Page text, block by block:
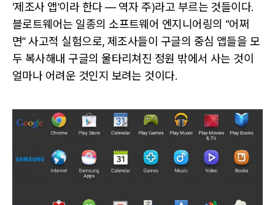
‘제조사 앱’이라 한다 — 역자 주)라고 부르는 것들이다.
블로트웨어는 일종의 소프트웨어 엔지니어링의 “어쩌
면” 사고적 실험으로, 제조사들이 구글의 중심 앱들을 모
두 복사해내 구글의 울타리쳐진 정원 밖에서 사는 것이
얼마나 어려운 것인지 보려는 것이다.